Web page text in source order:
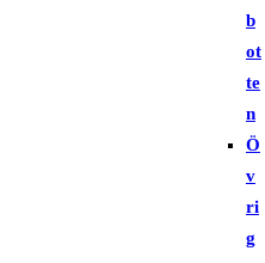
b
ot
te
n
Ö
v
ri
g